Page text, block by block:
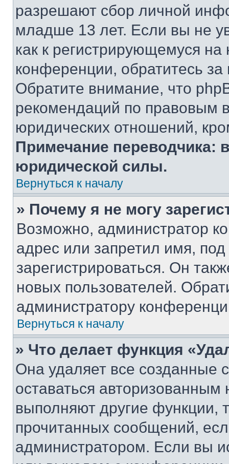
разрешают сбор личной
младше 13 лет. Если вы не
как к регистрирующемуся
конференции, обратитесь
Обратите внимание, что
рекомендаций по правовым
юридических отношений,
Примечание переводчика:
юридической силы.
Вернуться к началу
» Почему я не могу
Возможно, администратор
адрес или запретил имя,
зарегистрироваться. Он
новых пользователей.
администратору
Вернуться к началу
» Что делает функция
Она удаляет все созданные
оставаться
выполняют другие функции,
прочитанных сообщений,
администратором. Если вы